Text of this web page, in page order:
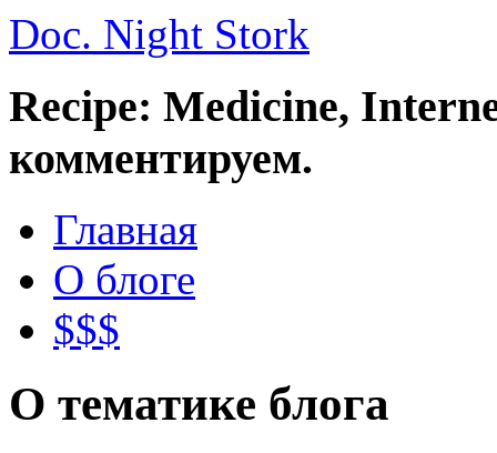
Doc. Night Stork
Recipe: Medicine,
комментируем.
Главная
О блоге
$$$
О тематике блога